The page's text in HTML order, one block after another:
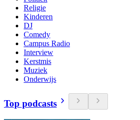
Religie
Kinderen
DJ
Comedy
Campus Radio
Interview
Kerstmis
Muziek
Onderwijs
Top podcasts